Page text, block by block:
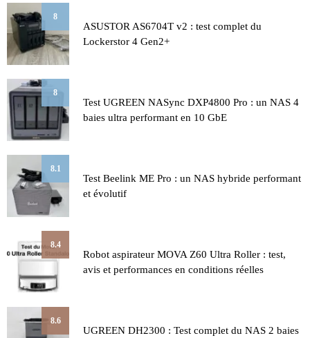
8
ASUSTOR AS6704T v2 : test complet du
Lockerstor 4 Gen2+
8
Test UGREEN NASync DXP4800 Pro : un NAS 4
baies ultra performant en 10 GbE
8.1
Test Beelink ME Pro : un NAS hybride performant
et évolutif
8.4
Robot aspirateur MOVA Z60 Ultra Roller : test,
avis et performances en conditions réelles
8.6
UGREEN DH2300 : Test complet du NAS 2 baies